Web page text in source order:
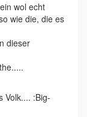
wol echt
wie die, die es
dieser
Volk.... :Big-